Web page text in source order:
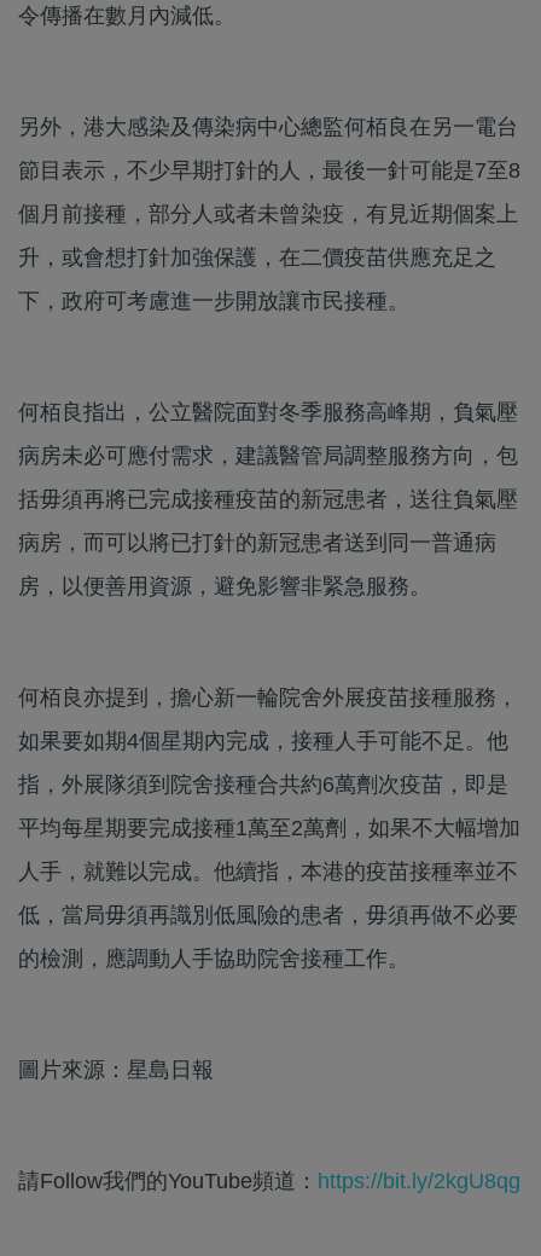
令傳播在數月內減低。
另外，港大感染及傳染病中心總監何栢良在另一電台
節目表示，不少早期打針的人，最後一針可能是7至8
個月前接種，部分人或者未曾染疫，有見近期個案上
升，或會想打針加強保護，在二價疫苗供應充足之
下，政府可考慮進一步開放讓市民接種。
何栢良指出，公立醫院面對冬季服務高峰期，負氣壓
病房未必可應付需求，建議醫管局調整服務方向，包
括毋須再將已完成接種疫苗的新冠患者，送往負氣壓
病房，而可以將已打針的新冠患者送到同一普通病
房，以便善用資源，避免影響非緊急服務。
何栢良亦提到，擔心新一輪院舍外展疫苗接種服務，
如果要如期4個星期內完成，接種人手可能不足。他
指，外展隊須到院舍接種合共約6萬劑次疫苗，即是
平均每星期要完成接種1萬至2萬劑，如果不大幅增加
人手，就難以完成。他續指，本港的疫苗接種率並不
低，當局毋須再識別低風險的患者，毋須再做不必要
的檢測，應調動人手協助院舍接種工作。
圖片來源：星島日報
請Follow我們的YouTube頻道： https://bit.ly/2kgU8qg